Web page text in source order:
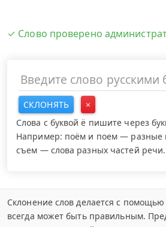
✓ Слово проверено
СКЛОНЯТЬ
×
Слова с буквой ё пишите через
Например: поём и поем — разные
съем — слова разных частей речи.
Склонение слов делается с
всегда может быть правильным.